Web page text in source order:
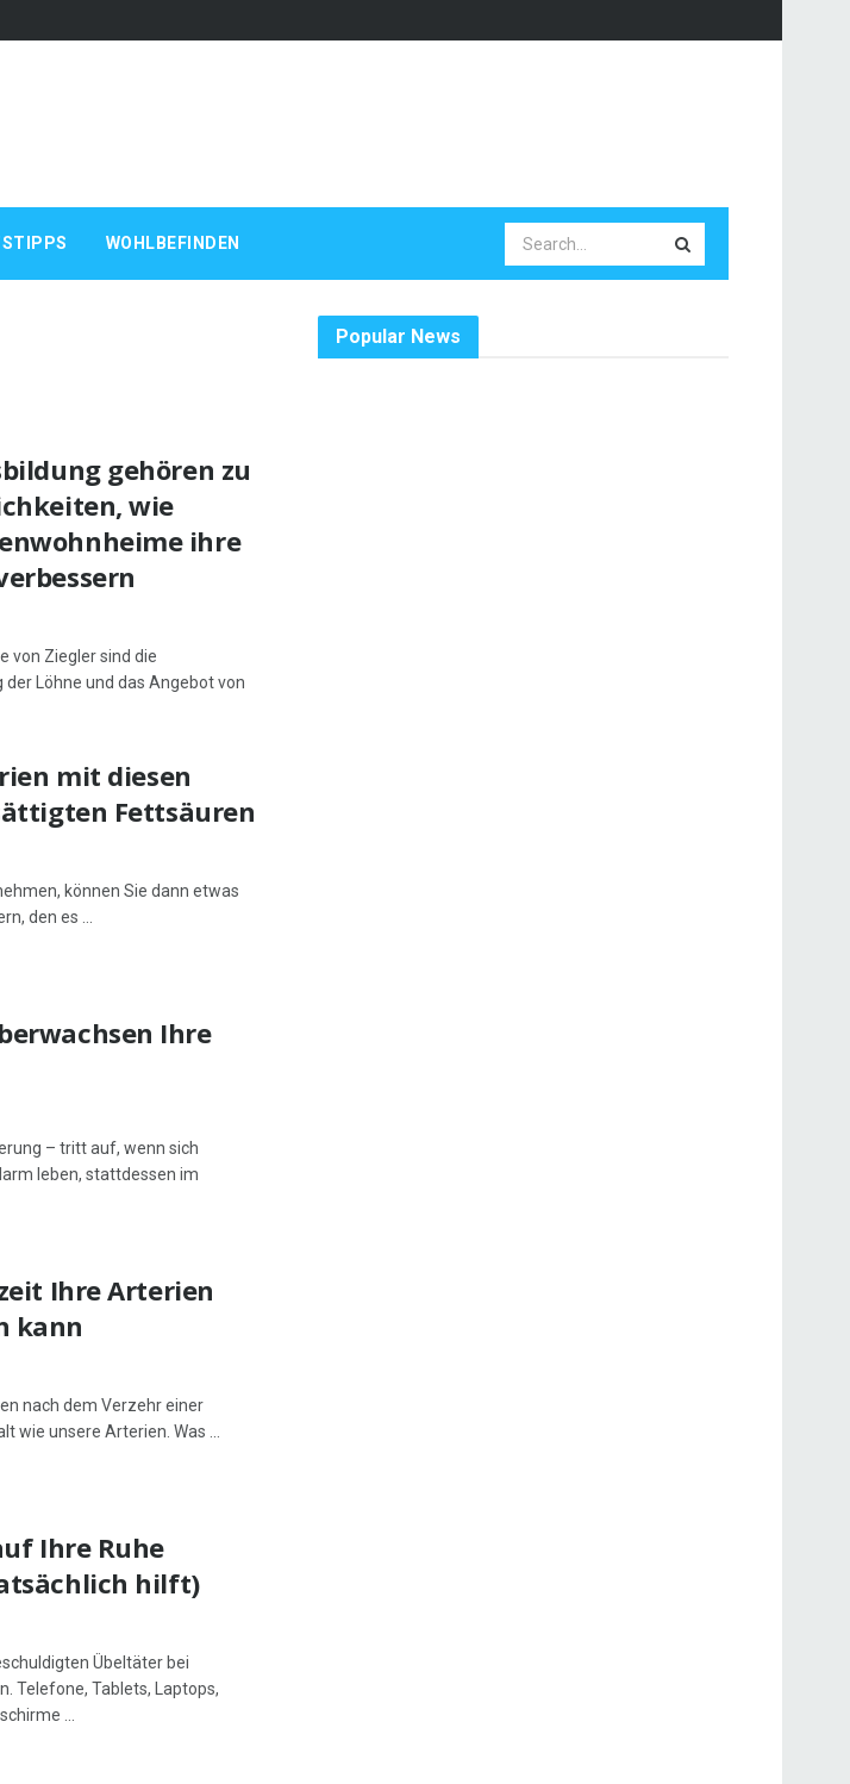
WOHLBEFINDEN
gehören zu
wie
ihre
von Ziegler sind die
Löhne und das Angebot von
mit diesen
Fettsäuren
können Sie dann etwas
den es ...
Ihre
– tritt auf, wenn sich
leben, stattdessen im
Ihre Arterien
kann
nach dem Verzehr einer
wie unsere Arterien. Was ...
Ihre Ruhe
hilft)
Übeltäter bei
Telefone, Tablets, Laptops,
...
Popular News